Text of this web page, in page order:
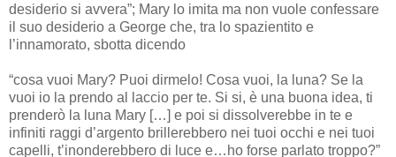
desiderio si avvera”; Mary lo imita ma non vuole confessare
il suo desiderio a George che, tra lo spazientito e
l’innamorato, sbotta dicendo
“cosa vuoi Mary? Puoi dirmelo! Cosa vuoi, la luna? Se la
vuoi io la prendo al laccio per te. Si si, è una buona idea, ti
prenderò la luna Mary […] e poi si dissolverebbe in te e
infiniti raggi d’argento brillerebbero nei tuoi occhi e nei tuoi
capelli, t’inonderebbero di luce e…ho forse parlato troppo?”